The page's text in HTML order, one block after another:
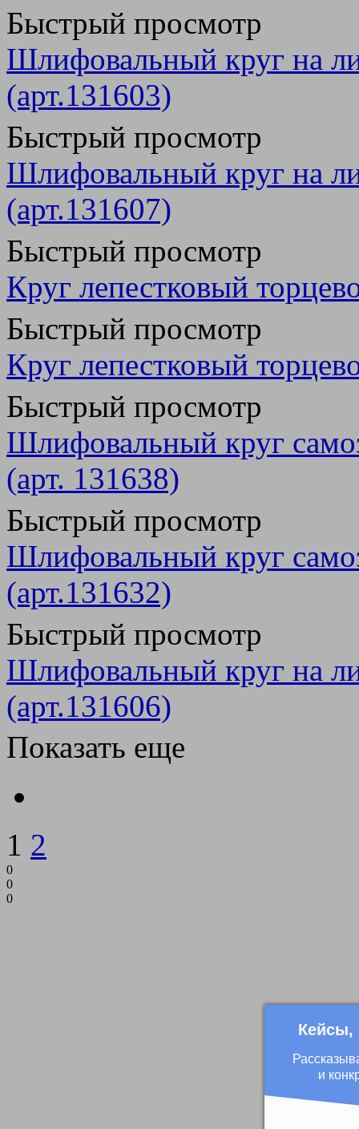
Кейсы,
и
Быстрый просмотр
Шлифовальный круг на
(арт.131603)
Быстрый просмотр
Шлифовальный круг на
(арт.131607)
Быстрый просмотр
Круг лепестковый
Быстрый просмотр
Круг лепестковый
Быстрый просмотр
Шлифовальный круг
(арт. 131638)
Быстрый просмотр
Шлифовальный круг
(арт.131632)
Быстрый просмотр
Шлифовальный круг на
(арт.131606)
Показать еще
1 2
0
0
0